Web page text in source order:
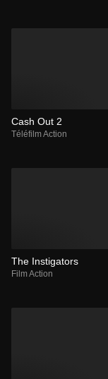
Cash Out 2
Téléfilm Action
The Instigators
Film Action